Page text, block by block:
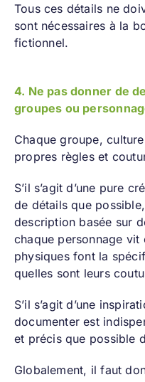
Tous ces détails ne
sont nécessaires à la
fictionnel.
4. Ne pas donner de
groupes ou
Chaque groupe,
propres règles et
S’il s’agit d’une pure
de détails que
description basée sur
chaque personnage
physiques font la
quelles sont leurs
S’il s’agit d’une
documenter est
et précis que possible
Globalement, il faut